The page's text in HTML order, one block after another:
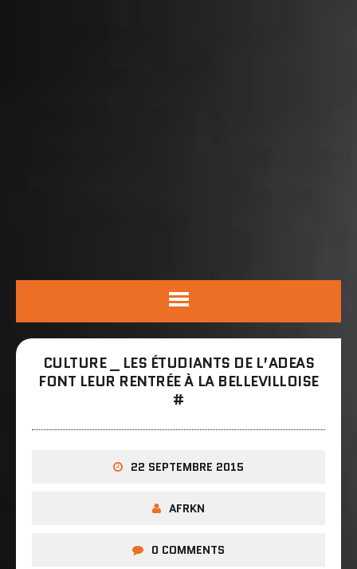
CULTURE _ LES ÉTUDIANTS DE L’ADEAS
FONT LEUR RENTRÉE À LA BELLEVILLOISE
‪#‎
22 SEPTEMBRE 2015
AFRKN
0 COMMENTS